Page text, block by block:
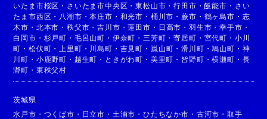
いたま市桜区 ・ さいたま市中央区 ・東松山市 ・行田市 ・飯能市 ・ さい
たま市西区 ・ 八潮市 ・本庄市 ・ 和光市 ・ 桶川市 ・蕨市 ・ 鶴ヶ島市 ・ 志
木市 ・ 北本市 ・秩父市 ・吉川市 ・蓮田市 ・ 日高市 ・ 羽生市 ・幸手市 ・
白岡市 ・ 杉戸町 ・ 毛呂山町 ・ 伊奈町 ・ 三芳町 ・寄居町 ・ 宮代町 ・ 小川
町 ・松伏町 ・ 上里町 ・ 川島町 ・ 吉見町 ・ 嵐山町 ・滑川町 ・鳩山町 ・ 神
川町 ・ 小鹿野町 ・ 越生町 ・ ときがわ町 ・ 美里町 ・ 皆野町 ・横瀬町 ・ 長
瀞町 ・ 東秩父村
茨城県
水戸市 ・ つくば市 ・ 日立市 ・ 土浦市 ・ひたちなか市 ・ 古河市 ・ 取手